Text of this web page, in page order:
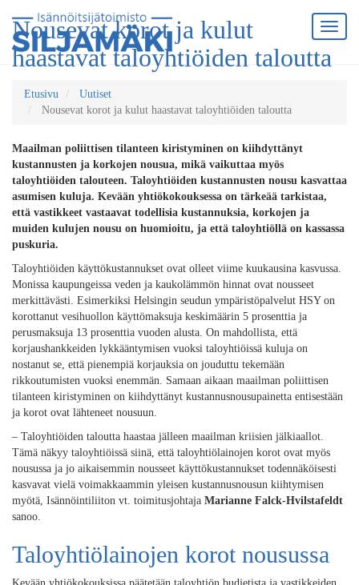
Nousevat korot ja kulut
haastavat taloyhtiöiden taloutta
Etusivu
Uutiset
Nousevat korot ja kulut haastavat taloyhtiöiden taloutta
Maailman poliittisen tilanteen kiristyminen on kiihdyttänyt
kustannusten ja korkojen nousua, mikä vaikuttaa myös
taloyhtiöiden talouteen. Taloyhtiöiden kustannusten nousu kasvattaa
asumisen kuluja. Kevään yhtiökokouksessa on tärkeää tarkistaa,
että vastikkeet vastaavat todellisia kustannuksia, korkojen ja
muiden kulujen nousu on huomioitu, ja että taloyhtiöllä on kassassa
puskuria.
Taloyhtiöiden käyttökustannukset ovat olleet viime kuukausina kasvussa.
Monissa kaupungeissa veden ja kaukolämmön hinnat ovat nousseet
merkittävästi. Esimerkiksi Helsingin seudun ympäristöpalvelut HSY on
korottanut vesihuollon käyttömaksuja keskimäärin 5 prosenttia ja
perusmaksuja 13 prosenttia vuoden alusta. On mahdollista, että
korjaushankkeiden lykkääntymisen vuoksi taloyhtiöissä kuluja on
nostanut se, että pienempiä korjauksia on jouduttu tekemään
rikkoutumisten vuoksi enemmän. Samaan aikaan maailman poliittisen
tilanteen kiristyminen on kiihdyttänyt kustannusnousupainetta entisestään
ja korot ovat lähteneet nousuun.
– Taloyhtiöiden taloutta haastaa jälleen maailman kriisien jälkiaallot.
Tämä näkyy taloyhtiöissä siinä, että taloyhtiölainojen korot ovat myös
nousussa ja jo aikaisemmin nousseet käyttökustannukset todennäköisesti
kasvavat vielä voimakkaammin yleisen kustannusnousun kiihtymisen
myötä, Isännöintiliiton vt. toimitusjohtaja Marianne Falck-Hvilstafeldt
sanoo.
Taloyhtiölainojen korot nousussa